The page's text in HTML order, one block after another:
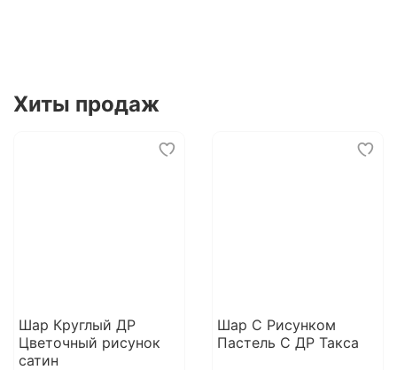
Хиты продаж
Шар Круглый ДР
Цветочный рисунок
сатин
Шар С Рисунком
Пастель С ДР Такса